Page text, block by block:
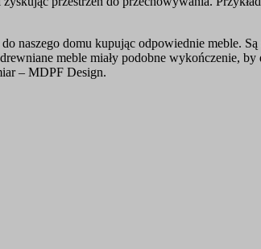
naszego domu kupując odpowiednie meble.
meble miały podobne wykończenie,
– MDPF Design.